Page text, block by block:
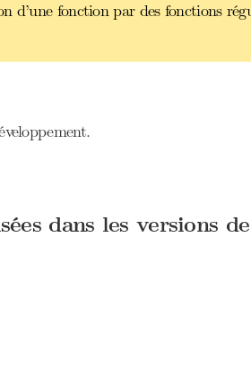
d’une fonction par des fonctions
dans les versions